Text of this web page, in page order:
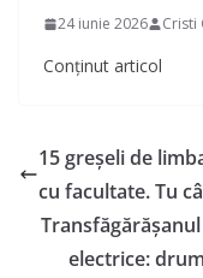
24 iunie 2026 Cristi
Conținut articol
15 greșeli de
cu facultate. Tu
electrice: